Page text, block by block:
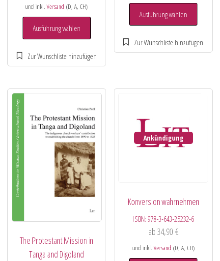
und inkl.Versand (D, A, CH)
Ausführung wählen
Ausführung wählen
The Protestant Mission in
Tanga and Digoland
Ankündigung
Konversion wahrnehmen
ISBN: 978-3-643-25232-6
ab34,90 €
und inkl. Versand (D, A, CH)